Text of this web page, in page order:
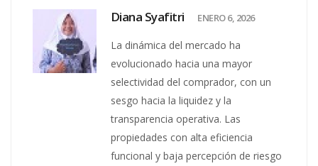
Diana Syafitri ENERO 6, 2026
La dinámica del mercado ha
evolucionado hacia una mayor
selectividad del comprador, con un
sesgo hacia la liquidez y la
transparencia operativa. Las
propiedades con alta eficiencia
funcional y baja percepción de riesgo